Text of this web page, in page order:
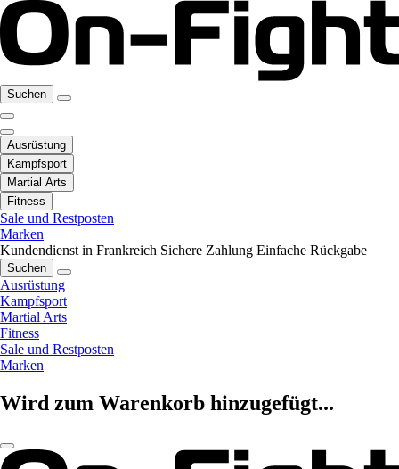
Suchen
Ausrüstung
Kampfsport
Martial Arts
Fitness
Sale und Restposten
Marken
Kundendienst in Frankreich Sichere Zahlung Einfache Rückgabe
Suchen
Ausrüstung
Kampfsport
Martial Arts
Fitness
Sale und Restposten
Marken
Wird zum Warenkorb hinzugefügt...